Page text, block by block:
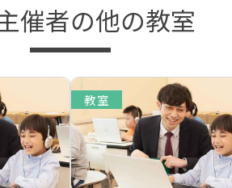
催者の他の教室
教室